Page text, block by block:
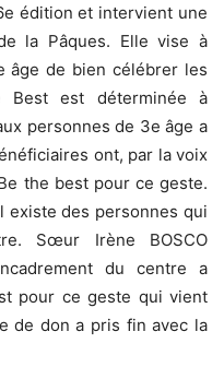
édition et intervient une
la Pâques. Elle vise à
âge de bien célébrer les
Best est déterminée à
personnes de 3e âge a
ont, par la voix
the best pour ce geste.
existe des personnes qui
Sœur Irène BOSCO
du centre a
pour ce geste qui vient
de don a pris fin avec la